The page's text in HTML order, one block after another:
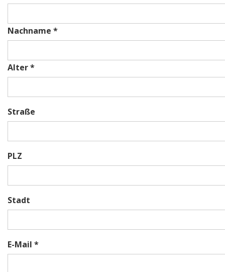
Nachname *
Alter *
Straße
PLZ
Stadt
E-Mail *